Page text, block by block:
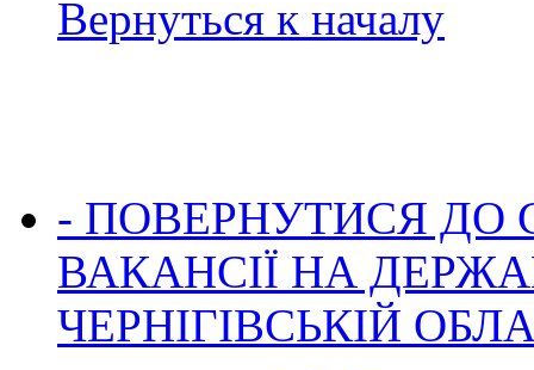
Вернуться к началу
- ПОВЕРНУТИСЯ ДО
ВАКАНСІЇ НА
ЧЕРНІГІВСЬКІЙ